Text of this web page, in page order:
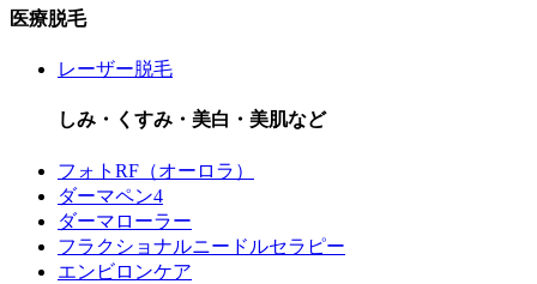
医療脱毛
レーザー脱毛
しみ・くすみ・美白・美肌など
フォトRF（オーロラ）
ダーマペン4
ダーマローラー
フラクショナルニードルセラピー
エンビロンケア